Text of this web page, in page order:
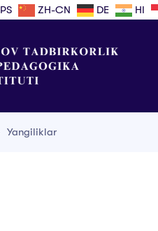
PS ZH-CN DE HI
Yangiliklar